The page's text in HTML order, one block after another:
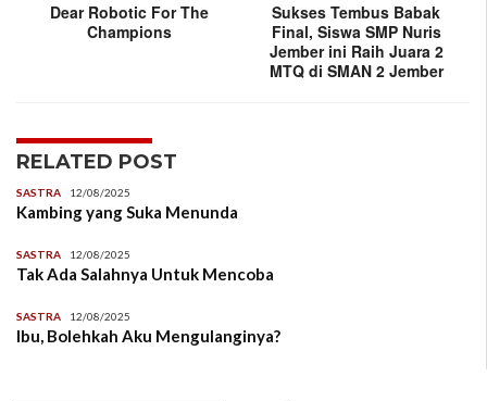
Dear Robotic For The
Champions
Sukses Tembus Babak
Final, Siswa SMP Nuris
Jember ini Raih Juara 2
MTQ di SMAN 2 Jember
RELATED POST
SASTRA 12/08/2025
Kambing yang Suka Menunda
SASTRA 12/08/2025
Tak Ada Salahnya Untuk Mencoba
SASTRA 12/08/2025
Ibu, Bolehkah Aku Mengulanginya?